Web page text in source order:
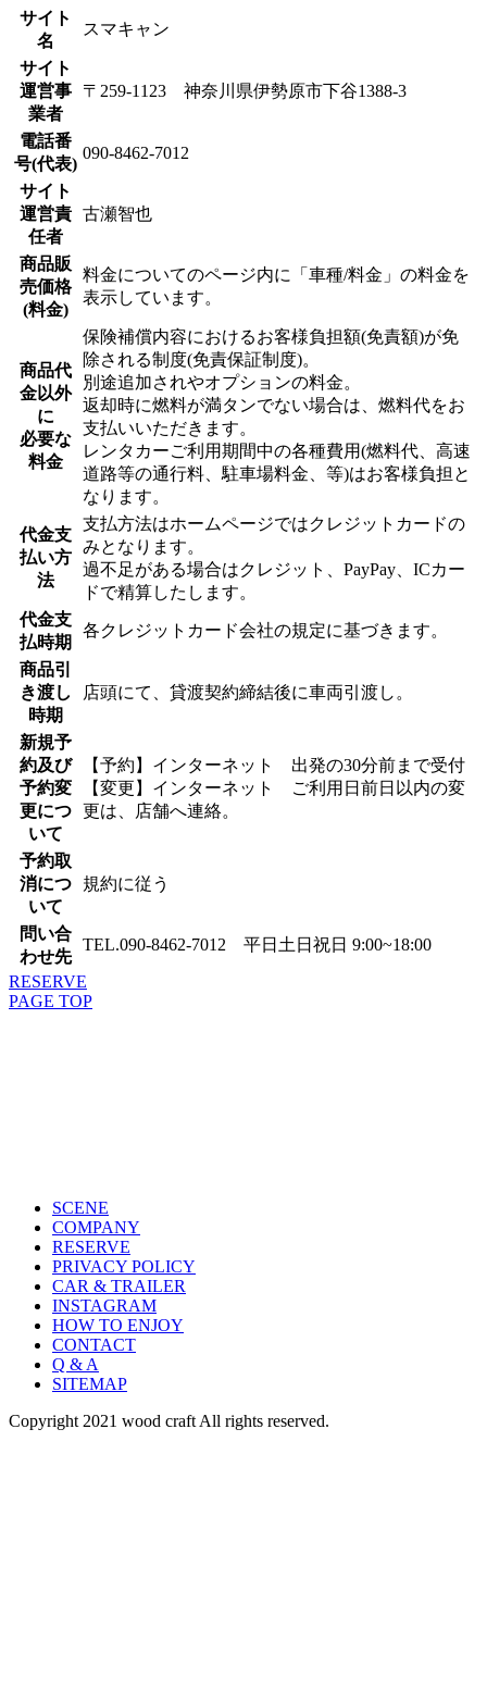
サイト
名
スマキャン
サイト
運営事
業者
〒259-1123 神奈川県伊勢原市下谷1388-3
電話番
号(代表)
090-8462-7012
サイト
運営責
任者
古瀬智也
商品販
売価格
(料金)
料金についてのページ内に「車種/料金」の料金を
表示しています。
商品代
金以外
に
必要な
料金
保険補償内容におけるお客様負担額(免責額)が免
除される制度(免責保証制度)。
別途追加されやオプションの料金。
返却時に燃料が満タンでない場合は、燃料代をお
支払いいただきます。
レンタカーご利用期間中の各種費用(燃料代、高速
道路等の通行料、駐車場料金、等)はお客様負担と
なります。
代金支
払い方
法
支払方法はホームページではクレジットカードの
みとなります。
過不足がある場合はクレジット、PayPay、ICカー
ドで精算したします。
代金支
払時期
各クレジットカード会社の規定に基づきます。
商品引
き渡し
時期
店頭にて、貸渡契約締結後に車両引渡し。
新規予
約及び
予約変
更につ
いて
【予約】インターネット 出発の30分前まで受付
【変更】インターネット ご利用日前日以内の変
更は、店舗へ連絡。
予約取
消につ
いて
規約に従う
問い合
わせ先
TEL.090-8462-7012 平日土日祝日 9:00~18:00
RESERVE
PAGE TOP
SCENE
COMPANY
RESERVE
PRIVACY POLICY
CAR & TRAILER
INSTAGRAM
HOW TO ENJOY
CONTACT
Q & A
SITEMAP
Copyright 2021 wood craft All rights reserved.